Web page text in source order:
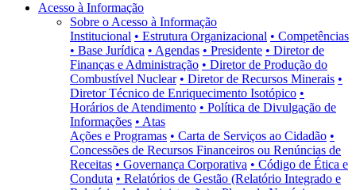
Acesso à Informação
Sobre o Acesso à Informação
Institucional • Estrutura Organizacional • Competências
• Base Jurídica • Agendas • Presidente • Diretor de
Finanças e Administração • Diretor de Produção do
Combustível Nuclear • Diretor de Recursos Minerais •
Diretor Técnico de Enriquecimento Isotópico •
Horários de Atendimento • Política de Divulgação de
Informações • Atas
Ações e Programas • Carta de Serviços ao Cidadão •
Concessões de Recursos Financeiros ou Renúncias de
Receitas • Governança Corporativa • Código de Ética e
Conduta • Relatórios de Gestão (Relatório Integrado e